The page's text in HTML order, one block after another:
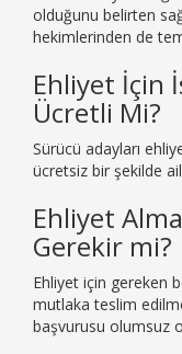
olduğunu belirten
hekimlerinden de
Ehliyet İçin
Ücretli Mi?
Sürücü adayları
ücretsiz bir şekilde
Ehliyet
Gerekir mi?
Ehliyet için gereken
mutlaka teslim
başvurusu olumsuz